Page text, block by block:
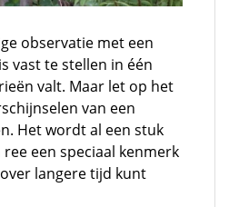
observatie met een
vast te stellen in één
valt. Maar let op het
van een
Het wordt al een stuk
een speciaal kenmerk
langere tijd kunt